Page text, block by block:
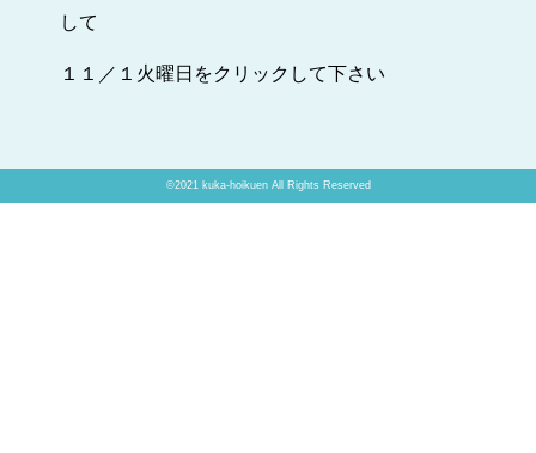
して
１１／１火曜日をクリックして下さい
©2021 kuka-hoikuen All Rights Reserved